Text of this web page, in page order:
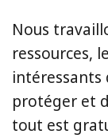
Nous
ressources,
intéressants
protéger et
tout est